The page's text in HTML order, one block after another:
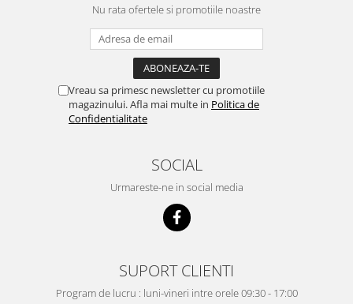
ACUMULATORI XIAOMI SERVICE
BM52 / Xiaomi Mi Note 10 / Mi Note
10 Lite / Mi Note 10 Pro
BM58 / Xiaomi 11T Pro
BN57 / Xiaomi Poco X3 NFC / Poco
BN59 / Redmi Note 10 / Note 10s
BN5D / Note 11 4G / 11S 4G / 12S
BP4K / Redmi Note 12 Pro 5G / Poco
Acumulatori Pentru OPPO
ACUMULATORI OPPO COMPATIBILI
Nu rata ofertele si promotiile noastre
Vreau sa primesc newsletter cu promotiile
magazinului. Afla mai multe in Politica de
Confidentialitate
SOCIAL
Urmareste-ne in social media
SUPORT CLIENTI
Program de lucru : luni-vineri intre orele 09:30 - 17:00